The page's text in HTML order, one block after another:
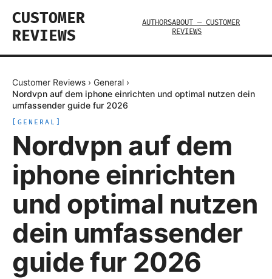
CUSTOMER
REVIEWS
AUTHORSABOUT — CUSTOMER
REVIEWS
Customer Reviews › General ›
Nordvpn auf dem iphone einrichten und optimal nutzen dein
umfassender guide fur 2026
GENERAL
Nordvpn auf dem
iphone einrichten
und optimal nutzen
dein umfassender
guide fur 2026